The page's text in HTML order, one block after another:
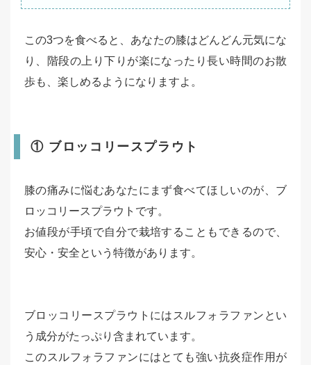
この3つを食べると、あなたの膝はどんどん元気にな
り、階段の上り下りが楽になったり長い時間のお散
歩も、楽しめるようになりますよ。
① ブロッコリースプラウト
膝の痛みに悩むあなたにまず食べてほしいのが、ブ
ロッコリースプラウトです。
お値段が手頃で自分で栽培することもできるので、
安心・安全という特徴があります。
ブロッコリースプラウトにはスルフォラファンとい
う成分がたっぷり含まれています。
このスルフォラファンにはとても強い抗炎症作用が